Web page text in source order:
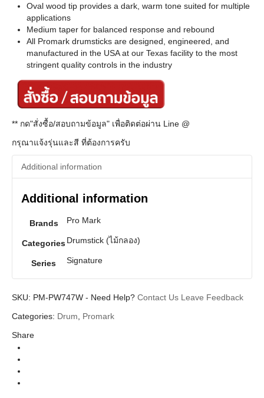
Oval wood tip provides a dark, warm tone suited for multiple
applications
Medium taper for balanced response and rebound
All Promark drumsticks are designed, engineered, and
manufactured in the USA at our Texas facility to the most
stringent quality controls in the industry
** กด"สั่งซื้อ/สอบถามข้อมูล" เพื่อติดต่อผ่าน Line @
กรุณาแจ้งรุ่นและสี ที่ต้องการครับ
Additional information
Additional information
Brands Pro Mark
CategoriesDrumstick (ไม้กลอง)
Series Signature
SKU: PM-PW747W - Need Help? Contact Us Leave Feedback
Categories: Drum, Promark
Share